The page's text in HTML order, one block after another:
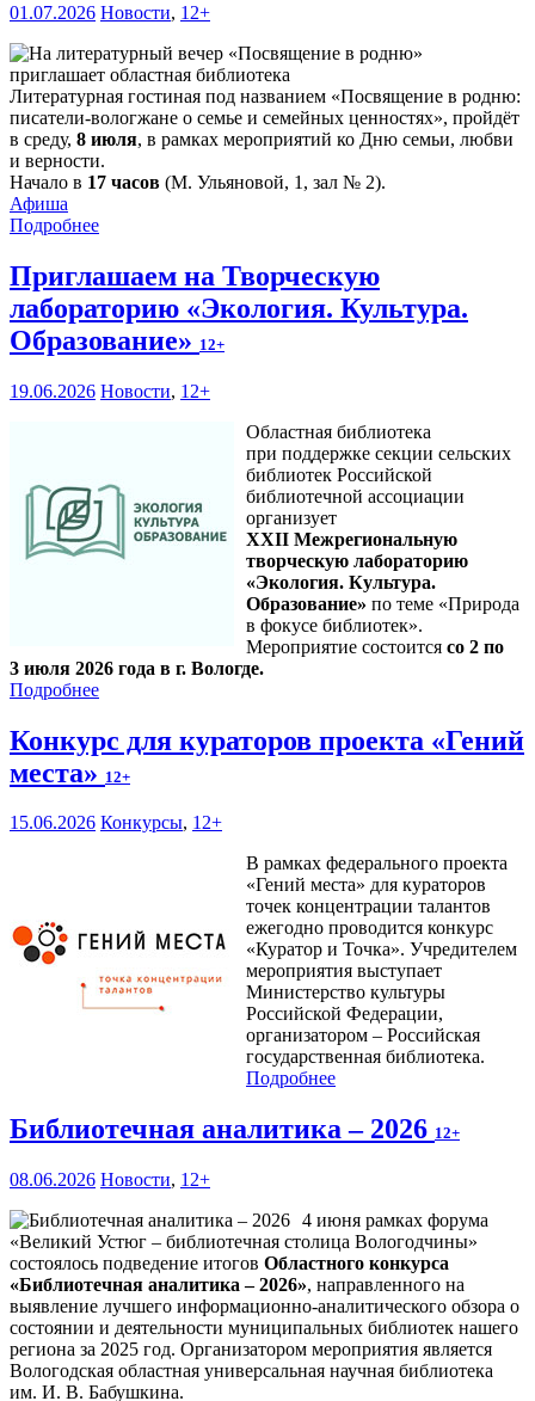
01.07.2026 Новости, 12+
Литературная гостиная под названием «Посвящение в родню:
писатели-вологжане о семье и семейных ценностях», пройдёт
в среду, 8 июля, в рамках мероприятий ко Дню семьи, любви
и верности.
Начало в 17 часов (М. Ульяновой, 1, зал № 2).
Афиша
Подробнее
Приглашаем на Творческую
лабораторию «Экология. Культура.
Образование» 12+
19.06.2026 Новости, 12+
Областная библиотека
при поддержке секции сельских
библиотек Российской
библиотечной ассоциации
организует
XXII Межрегиональную
творческую лабораторию
«Экология. Культура.
Образование» по теме «Природа
в фокусе библиотек».
Мероприятие состоится со 2 по
3 июля 2026 года в г. Вологде.
Подробнее
Конкурс для кураторов проекта «Гений
места» 12+
15.06.2026 Конкурсы, 12+
В рамках федерального проекта
«Гений места» для кураторов
точек концентрации талантов
ежегодно проводится конкурс
«Куратор и Точка». Учредителем
мероприятия выступает
Министерство культуры
Российской Федерации,
организатором – Российская
государственная библиотека.
Подробнее
Библиотечная аналитика – 2026 12+
08.06.2026 Новости, 12+
4 июня рамках форума
«Великий Устюг – библиотечная столица Вологодчины»
состоялось подведение итогов Областного конкурса
«Библиотечная аналитика – 2026», направленного на
выявление лучшего информационно-аналитического обзора о
состоянии и деятельности муниципальных библиотек нашего
региона за 2025 год. Организатором мероприятия является
Вологодская областная универсальная научная библиотека
им. И. В. Бабушкина.